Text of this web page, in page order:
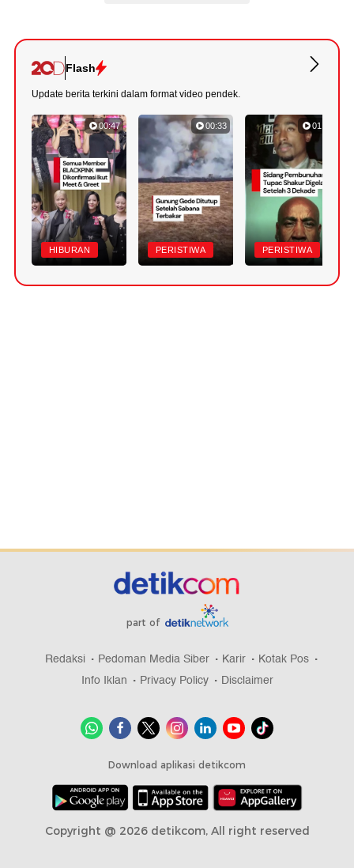
Flash
Update berita terkini dalam format video pendek.
00:47
HIBURAN
00:33
PERISTIWA
01:10
PERISTIWA
part of
Redaksi Pedoman Media Siber Karir
Kotak Pos
Info Iklan
Privacy Policy Disclaimer
Download aplikasi detikcom
Copyright @ 2026 detikcom, All right reserved